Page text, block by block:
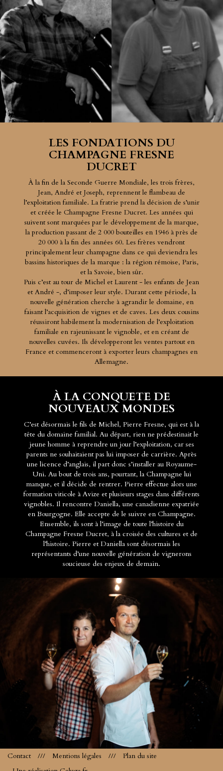
LES FONDATIONS DU
CHAMPAGNE FRESNE
DUCRET
À la fin de la Seconde Guerre Mondiale, les trois frères,
Jean, André et Joseph, reprennent le flambeau de
l’exploitation familiale. La fratrie prend la décision de s’unir
et créée le Champagne Fresne Ducret. Les années qui
suivent sont marquées par le développement de la marque,
la production passant de 2 000 bouteilles en 1946 à près de
20 000 à la fin des années 60. Les frères vendront
principalement leur champagne dans ce qui deviendra les
bassins historiques de la marque : la région rémoise, Paris,
et la Savoie, bien sûr.
Puis c’est au tour de Michel et Laurent - les enfants de Jean
et André -, d’imposer leur style. Durant cette période, la
nouvelle génération cherche à agrandir le domaine, en
faisant l’acquisition de vignes et de caves. Les deux cousins
réussiront habilement la modernisation de l’exploitation
familiale en rajeunissant le vignoble, et en créant de
nouvelles cuvées. Ils développeront les ventes partout en
France et commenceront à exporter leurs champagnes en
Allemagne.
À LA CONQUETE DE
NOUVEAUX MONDES
C’est désormais le fils de Michel, Pierre Fresne, qui est à la
tête du domaine familial. Au départ, rien ne prédestinait le
jeune homme à reprendre un jour l’exploitation, car ses
parents ne souhaitaient pas lui imposer de carrière. Après
une licence d’anglais, il part donc s’installer au Royaume-
Uni. Au bout de trois ans, pourtant, la Champagne lui
manque, et il décide de rentrer. Pierre effectue alors une
formation viticole à Avize et plusieurs stages dans différents
vignobles. Il rencontre Daniella, une canadienne expatriée
en Bourgogne. Elle accepte de le suivre en Champagne.
Ensemble, ils sont à l’image de toute l’histoire du
Champagne Fresne Ducret, à la croisée des cultures et de
l’histoire. Pierre et Daniella sont désormais les
représentants d’une nouvelle génération de vignerons
soucieuse des enjeux de demain.
Contact /// Mentions légales ///
Plan du site